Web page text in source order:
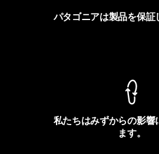
パタゴニアは製品を保証
私たちはみずからの影響
ます。